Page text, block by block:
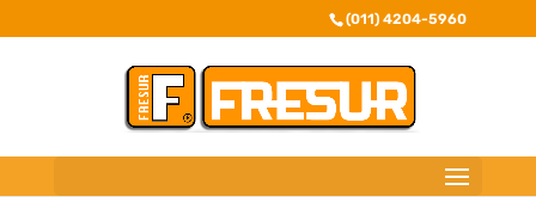
(011) 4204-5960